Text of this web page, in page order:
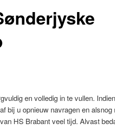
en volledig in te vullen.
bij u opnieuw navragen en alsnog
HS Brabant veel tijd. Alvast